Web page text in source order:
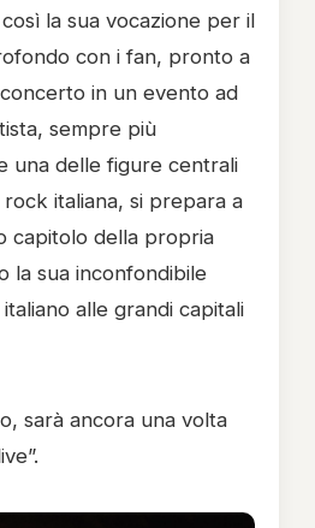
la sua vocazione per il
con i fan, pronto a
in un evento ad
sempre più
una delle figure centrali
italiana, si prepara a
capitolo della propria
la sua inconfondibile
alle grandi capitali
sarà ancora una volta